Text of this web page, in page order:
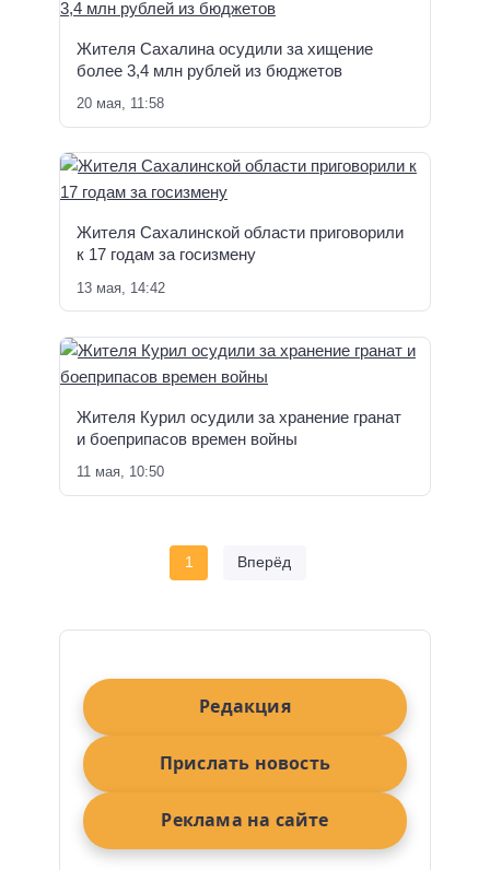
Жителя Сахалина осудили за хищение
более 3,4 млн рублей из бюджетов
20 мая, 11:58
Жителя Сахалинской области приговорили
к 17 годам за госизмену
13 мая, 14:42
Жителя Курил осудили за хранение гранат
и боеприпасов времен войны
11 мая, 10:50
1 Вперёд
Редакция
Прислать новость
Реклама на сайте